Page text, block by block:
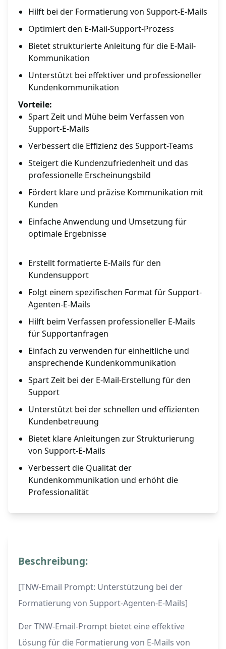
Hilft bei der Formatierung von Support-E-Mails
Optimiert den E-Mail-Support-Prozess
Bietet strukturierte Anleitung für die E-Mail-
Kommunikation
Unterstützt bei effektiver und professioneller
Kundenkommunikation
Vorteile:
Spart Zeit und Mühe beim Verfassen von
Support-E-Mails
Verbessert die Effizienz des Support-Teams
Steigert die Kundenzufriedenheit und das
professionelle Erscheinungsbild
Fördert klare und präzise Kommunikation mit
Kunden
Einfache Anwendung und Umsetzung für
optimale Ergebnisse
Erstellt formatierte E-Mails für den
Kundensupport
Folgt einem spezifischen Format für Support-
Agenten-E-Mails
Hilft beim Verfassen professioneller E-Mails
für Supportanfragen
Einfach zu verwenden für einheitliche und
ansprechende Kundenkommunikation
Spart Zeit bei der E-Mail-Erstellung für den
Support
Unterstützt bei der schnellen und effizienten
Kundenbetreuung
Bietet klare Anleitungen zur Strukturierung
von Support-E-Mails
Verbessert die Qualität der
Kundenkommunikation und erhöht die
Professionalität
Beschreibung:
[TNW-Email Prompt: Unterstützung bei der
Formatierung von Support-Agenten-E-Mails]
Der TNW-Email-Prompt bietet eine effektive
Lösung für die Formatierung von E-Mails von